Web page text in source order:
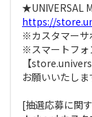
★UNIVERSAL
https://
※カスタマー
※スマートフォ
【
お願いいたしま
[抽選応募に関